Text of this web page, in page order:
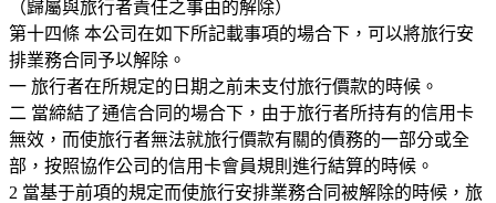
（歸屬與旅行者責任之事由的解除）
第十四條 本公司在如下所記載事項的場合下，可以將旅行安
排業務合同予以解除。
一 旅行者在所規定的日期之前未支付旅行價款的時候。
二 當締結了通信合同的場合下，由于旅行者所持有的信用卡
無效，而使旅行者無法就旅行價款有關的債務的一部分或全
部，按照協作公司的信用卡會員規則進行結算的時候。
2 當基于前項的規定而使旅行安排業務合同被解除的時候，旅